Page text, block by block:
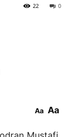
0
22
Aa Aa